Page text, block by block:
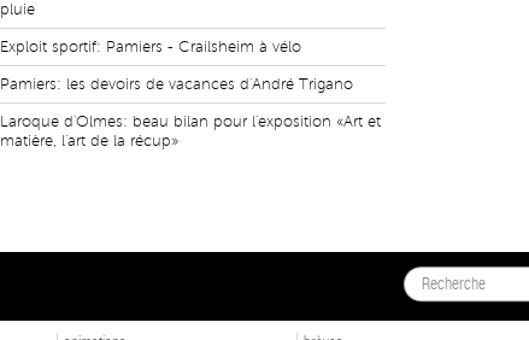
pluie
Exploit sportif: Pamiers - Crailsheim à vélo
Pamiers: les devoirs de vacances d'André Trigano
Laroque d'Olmes: beau bilan pour l'exposition «Art et
matière, l'art de la récup»